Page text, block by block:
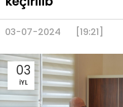
03-07-2024 [19:21]
03
İYL